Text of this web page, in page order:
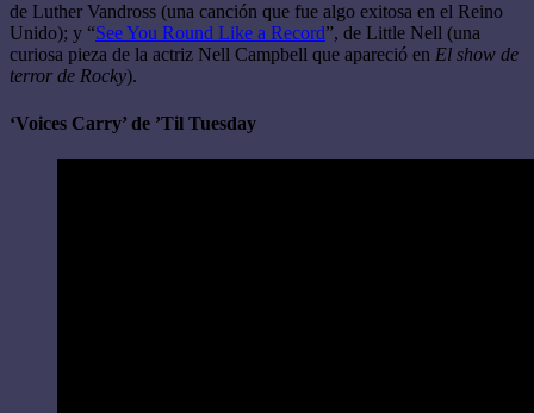
de Luther Vandross (una canción que fue algo exitosa en el Reino
Unido); y “See You Round Like a Record”, de Little Nell (una
curiosa pieza de la actriz Nell Campbell que apareció en El show de
terror de Rocky).
‘Voices Carry’ de ’Til Tuesday